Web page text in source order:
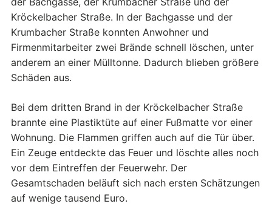
Kröckelbacher Straße. In der Bachgasse und der
Krumbacher Straße konnten Anwohner und
Firmenmitarbeiter zwei Brände schnell löschen, unter
anderem an einer Mülltonne. Dadurch blieben größere
Schäden aus.
Bei dem dritten Brand in der Kröckelbacher Straße
brannte eine Plastiktüte auf einer Fußmatte vor einer
Wohnung. Die Flammen griffen auch auf die Tür über.
Ein Zeuge entdeckte das Feuer und löschte alles noch
vor dem Eintreffen der Feuerwehr. Der
Gesamtschaden beläuft sich nach ersten Schätzungen
auf wenige tausend Euro.